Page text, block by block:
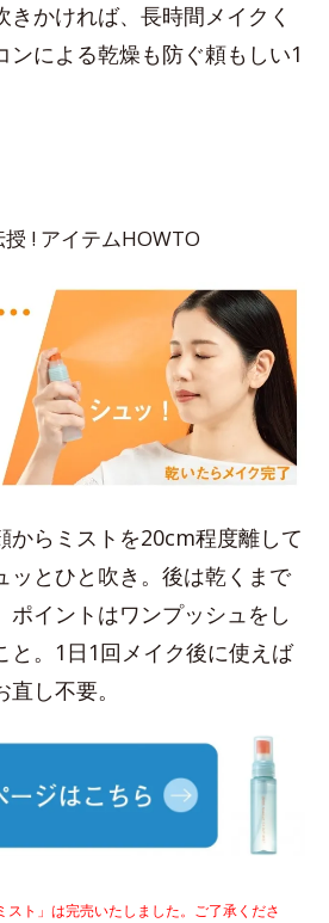
きかければ、長時間メイクく
ンによる乾燥も防ぐ頼もしい1
! アイテムHOWTO
からミストを20cm程度離して
ッとひと吹き。後は乾くまで
ポイントはワンプッシュをし
と。1日1回メイク後に使えば
し不要。
ト」は完売いたしました。ご了承くださ